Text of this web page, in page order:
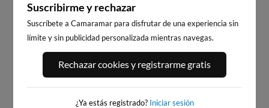
PORT ANDRATX
95km · Andratx
PLAYA EL MASNOU
0.0 m CHOPI
Suscribirme y rechazar
Suscríbete a Camaramar para disfrutar de una experiencia sin
límite y sin publicidad personalizada mientras navegas.
Rechazar cookies y registrarme gratis
¿Ya estás registrado? Iniciar sesión